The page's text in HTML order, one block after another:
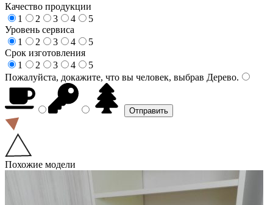
Качество продукции
1
2 3 4
5
Уровень сервиса
1
2 3 4
5
Срок изготовления
1
2 3 4
5
Пожалуйста, докажите, что вы человек, выбрав Дерево.
Похожие модели